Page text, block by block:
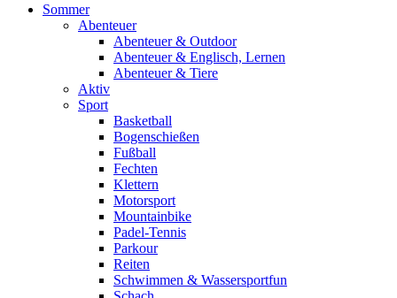
Sommer
Abenteuer
Abenteuer & Outdoor
Abenteuer & Englisch, Lernen
Abenteuer & Tiere
Aktiv
Sport
Basketball
Bogenschießen
Fußball
Fechten
Klettern
Motorsport
Mountainbike
Padel-Tennis
Parkour
Reiten
Schwimmen & Wassersportfun